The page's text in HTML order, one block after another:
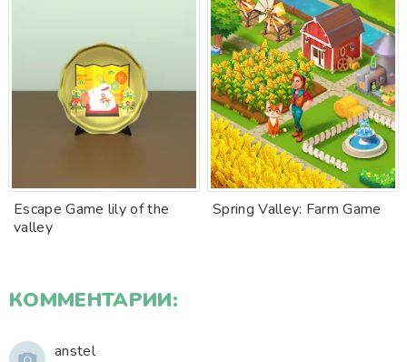
Escape Game lily of the
valley
Spring Valley: Farm Game
КОММЕНТАРИИ:
anstel